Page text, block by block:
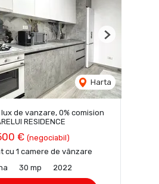
Harta
Next
de vanzare, 0% comision
RESIDENCE
€ (negociabil)
cu 1 camere de vânzare
30 mp 2022